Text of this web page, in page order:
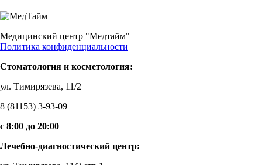
Медицинский центр "Медтайм"
Политика конфиденциальности
Стоматология и косметология:
ул. Тимирязева, 11/2
8 (81153) 3-93-09
c 8:00 до 20:00
Лечебно-диагностический центр: